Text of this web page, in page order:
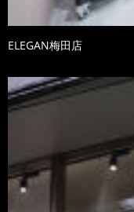
ELEGAN梅田店